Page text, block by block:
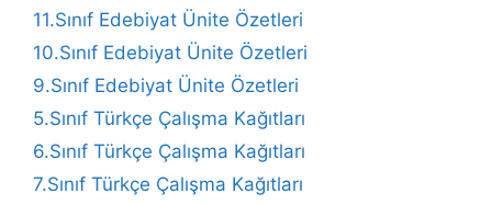
11.Sınıf Edebiyat Ünite Özetleri
10.Sınıf Edebiyat Ünite Özetleri
9.Sınıf Edebiyat Ünite Özetleri
5.Sınıf Türkçe Çalışma Kağıtları
6.Sınıf Türkçe Çalışma Kağıtları
7.Sınıf Türkçe Çalışma Kağıtları